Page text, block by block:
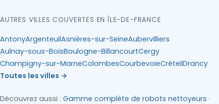
AUTRES VILLES COUVERTES EN ÎLE-DE-FRANCE
AntonyArgenteuilAsnières-sur-SeineAubervilliers
Aulnay-sous-BoisBoulogne-BillancourtCergy
Champigny-sur-MarneColombesCourbevoieCréteilDrancy
Toutes les villes →
Découvrez aussi : Gamme complète de robots nettoyeurs ·